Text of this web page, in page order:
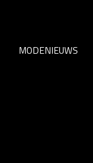
MODENIEUWS